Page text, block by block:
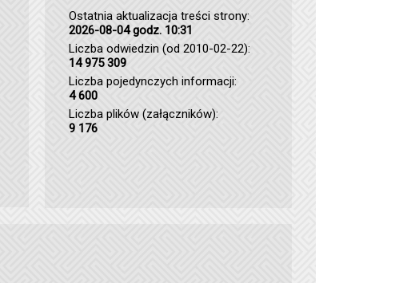
Ostatnia aktualizacja treści strony:
2026-08-04 godz. 10:31
Liczba odwiedzin (od 2010-02-22):
14 975 309
Liczba pojedynczych informacji:
4 600
Liczba plików (załączników):
9 176